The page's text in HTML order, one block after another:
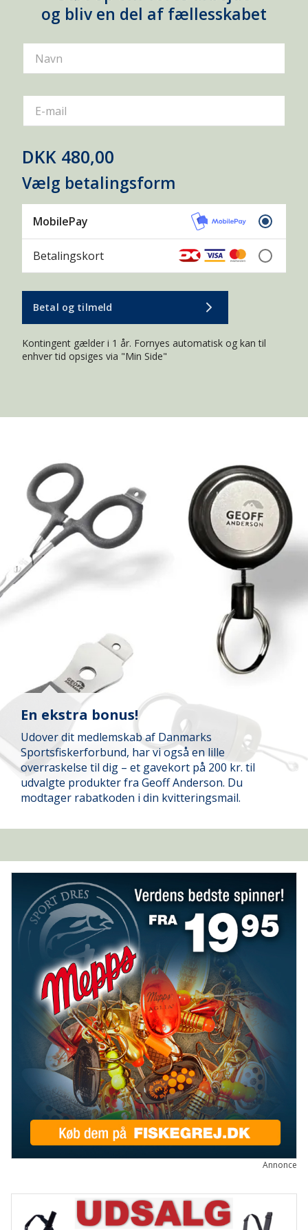
og bliv en del af fællesskabet
Navn
E-mail
DKK 480,00
Vælg betalingsform
MobilePay
Betalingskort
Betal og tilmeld
Kontingent gælder i 1 år. Fornyes automatisk og kan til
enhver tid opsiges via "Min Side"
En ekstra bonus!
Udover dit medlemskab af Danmarks
Sportsfiskerforbund, har vi også en lille
overraskelse til dig – et gavekort på 200 kr. til
udvalgte produkter fra Geoff Anderson. Du
modtager rabatkoden i din kvitteringsmail.
Annonce